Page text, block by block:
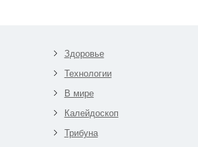
Здоровье
Технологии
В мире
Калейдоскоп
Трибуна